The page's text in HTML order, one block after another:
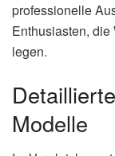
professionelle
Enthusiasten,
legen.
Modelle